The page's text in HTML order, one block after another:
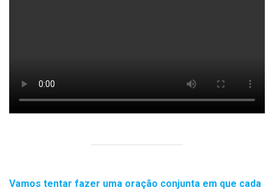
Vamos tentar fazer uma oração conjunta em que cada